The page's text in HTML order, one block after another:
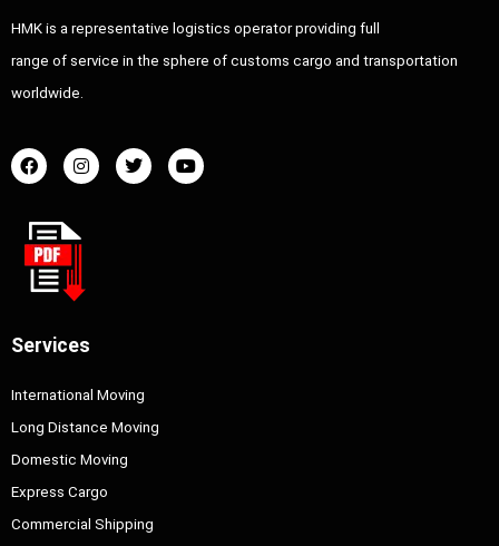
HMK is a representative logistics operator providing full
range of service in the sphere of customs cargo and transportation
worldwide.
Services
International Moving
Long Distance Moving
Domestic Moving
Express Cargo
Commercial Shipping